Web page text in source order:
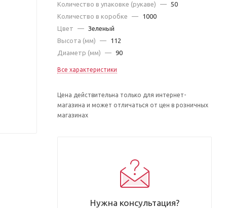
Количество в упаковке (рукаве)
— 50
Количество в коробке
—
1000
Цвет
— Зеленый
Высота (мм)
—
112
Диаметр (мм)
— 90
Все характеристики
Цена действительна только для интернет-
магазина и может отличаться от цен в розничных
магазинах
Нужна консультация?